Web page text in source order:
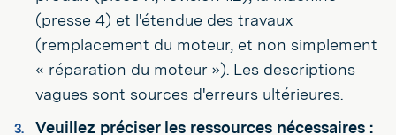
(presse 4) et l'étendue des travaux
(remplacement du moteur, et non simplement
« réparation du moteur »). Les descriptions
vagues sont sources d'erreurs ultérieures.
Veuillez préciser les ressources nécessaires :